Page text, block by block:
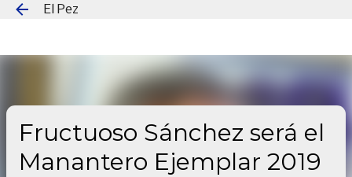
El Pez
Fructuoso Sánchez será el
Manantero Ejemplar 2019